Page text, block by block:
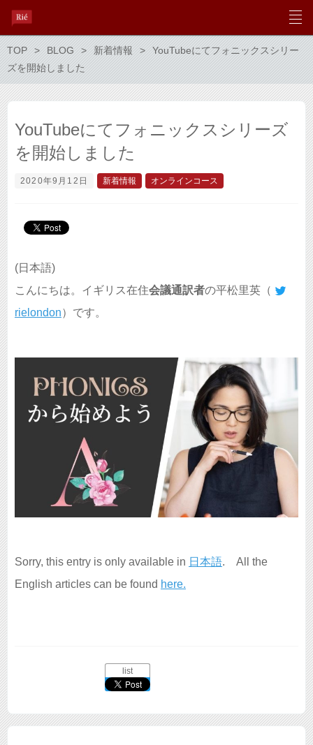
TOP BLOG 新着情報
YouTubeにてフォニックスシリー
ズを開始しました
YouTubeにてフォニックスシリーズ
を開始しました
2020年9月12日 新着情報 オンラインコース
(日本語)
こんにちは。イギリス在住会議通訳者の平松里英（
rielondon）です。
Sorry, this entry is only available in 日本語. All the
English articles can be found here.
list